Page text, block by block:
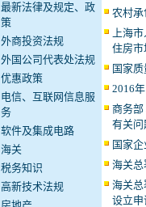
最新法律及规定、政
策
外商投资法规
外国公司代表处法规
优惠政策
电信、互联网信息服
务
软件及集成电路
海关
税务知识
高新技术法规
农村承
上海
住房市
国家
2016
商务部
有关问
国家
海关总
海关总
设立申